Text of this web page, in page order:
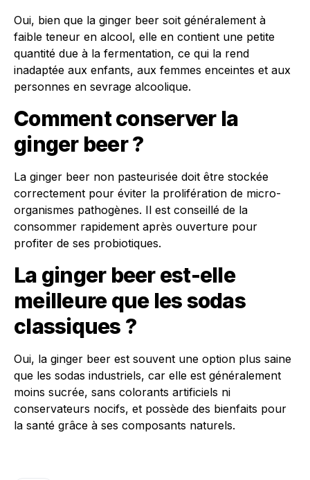
Oui, bien que la ginger beer soit généralement à
faible teneur en alcool, elle en contient une petite
quantité due à la fermentation, ce qui la rend
inadaptée aux enfants, aux femmes enceintes et aux
personnes en sevrage alcoolique.
Comment conserver la
ginger beer ?
La ginger beer non pasteurisée doit être stockée
correctement pour éviter la prolifération de micro-
organismes pathogènes. Il est conseillé de la
consommer rapidement après ouverture pour
profiter de ses probiotiques.
La ginger beer est-elle
meilleure que les sodas
classiques ?
Oui, la ginger beer est souvent une option plus saine
que les sodas industriels, car elle est généralement
moins sucrée, sans colorants artificiels ni
conservateurs nocifs, et possède des bienfaits pour
la santé grâce à ses composants naturels.